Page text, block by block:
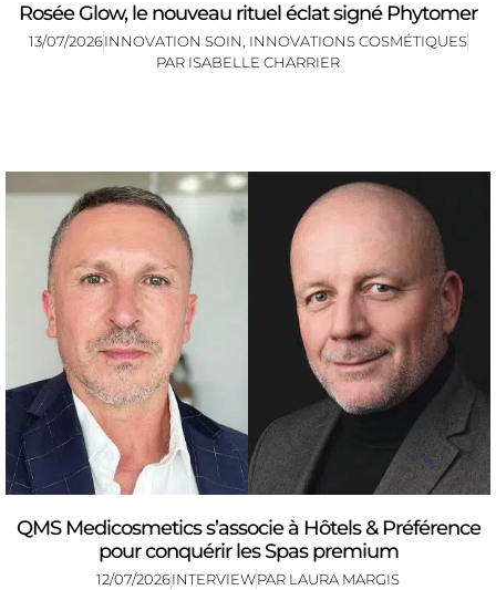
Rosée Glow, le nouveau rituel éclat signé Phytomer
13/07/2026INNOVATION SOIN INNOVATIONS COSMÉTIQUES
PAR ISABELLE CHARRIER
QMS Medicosmetics s’associe à Hôtels & Préférence
pour conquérir les Spas premium
12/07/2026INTERVIEWPAR LAURA MARGIS